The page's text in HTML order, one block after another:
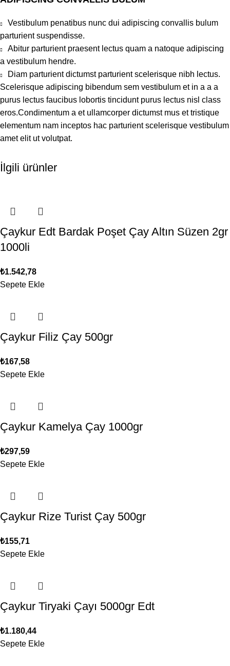
Vestibulum penatibus nunc dui adipiscing convallis bulum
parturient suspendisse.
Abitur parturient praesent lectus quam a natoque adipiscing
a vestibulum hendre.
Diam parturient dictumst parturient scelerisque nibh lectus.
Scelerisque adipiscing bibendum sem vestibulum et in a a a
purus lectus faucibus lobortis tincidunt purus lectus nisl class
eros.Condimentum a et ullamcorper dictumst mus et tristique
elementum nam inceptos hac parturient scelerisque vestibulum
amet elit ut volutpat.
İlgili ürünler
Çaykur Edt Bardak Poşet Çay Altın Süzen 2gr
1000li
₺1.542,78
Sepete Ekle
Çaykur Filiz Çay 500gr
₺167,58
Sepete Ekle
Çaykur Kamelya Çay 1000gr
₺297,59
Sepete Ekle
Çaykur Rize Turist Çay 500gr
₺155,71
Sepete Ekle
Çaykur Tiryaki Çayı 5000gr Edt
₺1.180,44
Sepete Ekle